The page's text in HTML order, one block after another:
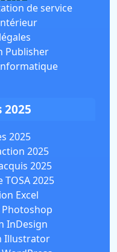
de service
Publisher
2025
2025
2025
2025
TOSA 2025
Excel
InDesign
Illustrator